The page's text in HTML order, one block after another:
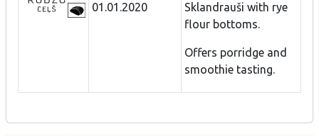
01.01.2020
Sklandrauši with rye
flour bottoms.
Offers porridge and
smoothie tasting.